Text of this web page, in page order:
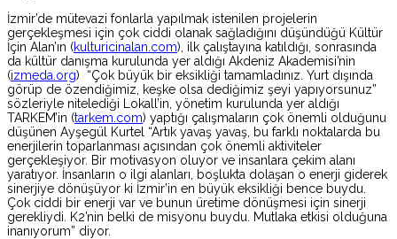
İzmir’de mütevazi fonlarla yapılmak istenilen projelerin
gerçekleşmesi için çok ciddi olanak sağladığını düşündüğü Kültür
İçin Alan’ın (kulturicinalan.com), ilk çalıştayına katıldığı, sonrasında
da kültür danışma kurulunda yer aldığı Akdeniz Akademisi’nin
(izmeda.org) “Çok büyük bir eksikliği tamamladınız. Yurt dışında
görüp de özendiğimiz, keşke olsa dediğimiz şeyi yapıyorsunuz”
sözleriyle nitelediği Lokall’in, yönetim kurulunda yer aldığı
TARKEM’in (tarkem.com) yaptığı çalışmaların çok önemli olduğunu
düşünen Ayşegül Kurtel “Artık yavaş yavaş, bu farklı noktalarda bu
enerjilerin toparlanması açısından çok önemli aktiviteler
gerçekleşiyor. Bir motivasyon oluyor ve insanlara çekim alanı
yaratıyor. İnsanların o ilgi alanları, boşlukta dolaşan o enerji giderek
sinerjiye dönüşüyor ki İzmir’in en büyük eksikliği bence buydu.
Çok ciddi bir enerji var ve bunun üretime dönüşmesi için sinerji
gerekliydi. K2’nin belki de misyonu buydu. Mutlaka etkisi olduğuna
inanıyorum” diyor.